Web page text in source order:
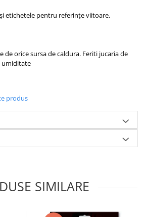
etichetele pentru referinţe viitoare.
de orice sursa de caldura. Feriti jucaria de
umiditate
produs
SIMILARE